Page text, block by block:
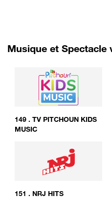
Musique et Spectacle
149 . TV PITCHOUN KIDS
MUSIC
151 . NRJ HITS